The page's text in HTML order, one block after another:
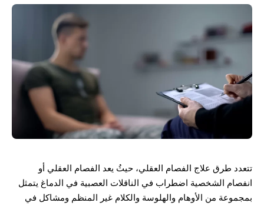
تتعدد طرق علاج الفصام العقلي، حيثُ يعد الفصام العقلي أو
انفصام الشخصية اضطراب في الناقلات العصبية في الدماغ يتمثل
بمجموعة من الأوهام والهلوسة والكلام غير المنظم ومشاكل في